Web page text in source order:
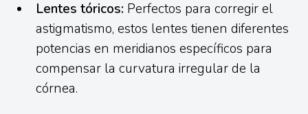
Lentes tóricos: Perfectos para corregir el
astigmatismo, estos lentes tienen diferentes
potencias en meridianos específicos para
compensar la curvatura irregular de la
córnea.